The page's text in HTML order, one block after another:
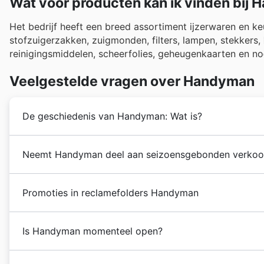
Het bedrijf heeft een breed assortiment ijzerwaren en
stofzuigerzakken, zuigmonden, filters, lampen,
reinigingsmiddelen, scheerfolies, geheugenkaarten en
Veelgestelde vragen over Handyman
De geschiedenis van Handyman: Wat is?
over het hele land groeien en meer winkels openen.
Neemt Handyman deel aan seizoensgebonden
maakt het u gemakkelijk om deze te ontdekken. U
kortingsbonnenvan Handyman, zodat u nooit een
Zomersolden
Back to Schoolaanbiedingen,
promoties, kunt u ook rekenen op speciale acties rond
promoties rond lokale Belgische feestdagen en
Promoties in reclamefolders Handyman
vestigingen.
Is Handyman momenteel open?